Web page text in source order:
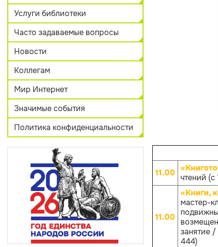
Услуги библиотеки
Часто задаваемые вопросы
Новости
Коллегам
Мир Интернет
Значимые события
Политика конфиденциальности
11.00 чтений (с
11.00
«Книги,
мастер-
занятие /
444)